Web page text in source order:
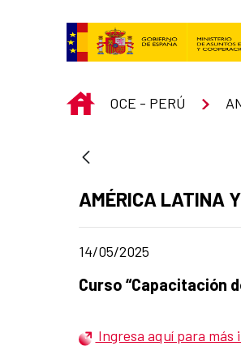
INICIO
OCE - PERÚ
Ad section:
AMÉRICA LATINA
Date of publication of the
14/05/2025
Title of the
Curso “Capacitación
Ingresa aquí para más